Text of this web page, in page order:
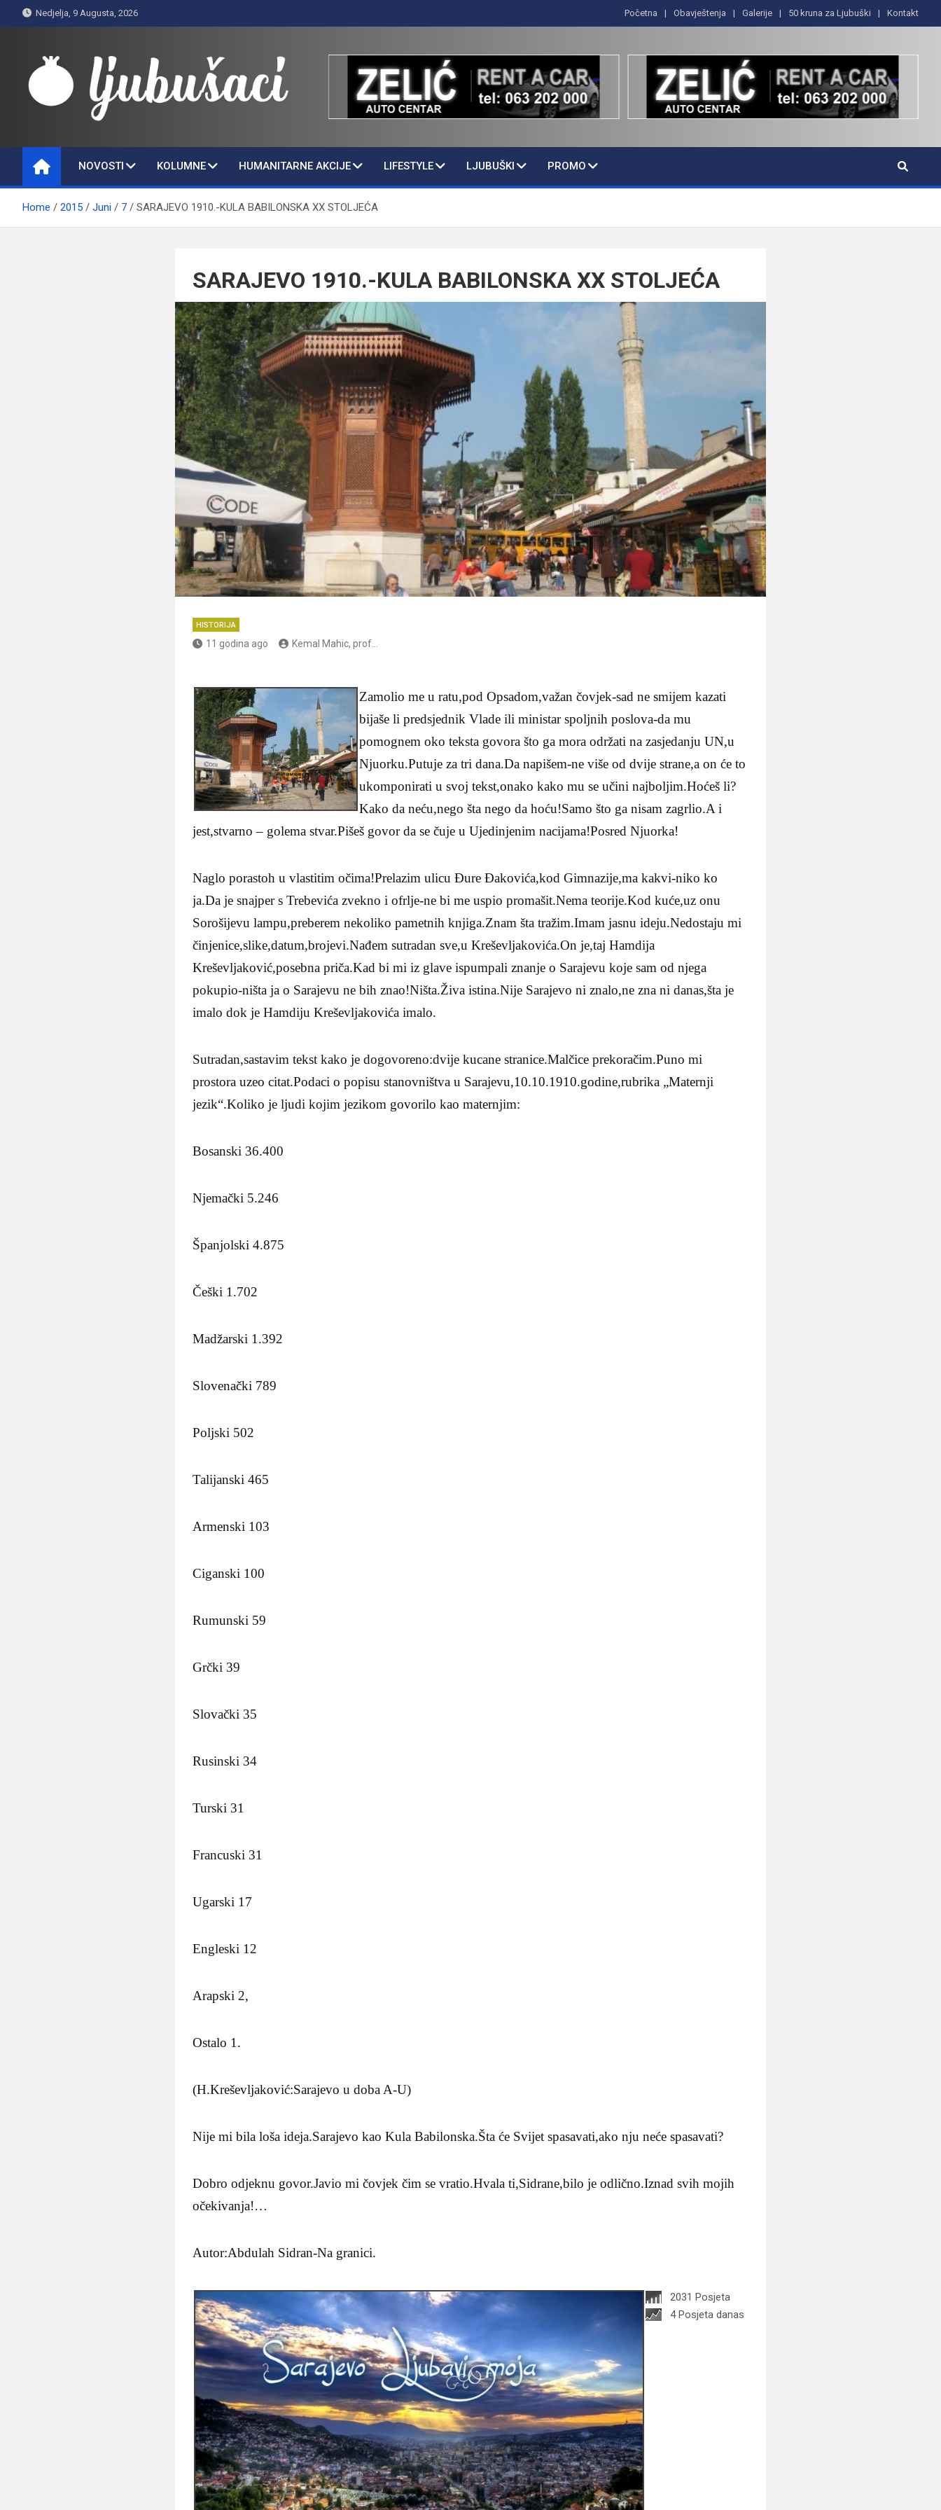
to
Nedjelja, 9 Augusta, 2026 Početna Obavještenja Galerije 50 kruna za Ljubuški Kontakt
Ljubušaci
NOVOSTI KOLUMNE HUMANITARNE AKCIJE LIFESTYLE LJUBUŠKI PROMO
Home 2015 Juni 7 SARAJEVO 1910.-KULA BABILONSKA XX STOLJEĆA
SARAJEVO 1910.-KULA BABILONSKA XX STOLJEĆA
HISTORIJA
11 godina ago Kemal Mahic, prof...
Zamolio me u ratu,pod Opsadom,važan čovjek-sad ne smijem kazati
bijaše li predsjednik Vlade ili ministar spoljnih poslova-da mu
pomognem oko teksta govora što ga mora održati na zasjedanju UN,u
Njuorku.Putuje za tri dana.Da napišem-ne više od dvije strane,a on će to
ukomponirati u svoj tekst,onako kako mu se učini najboljim.Hoćeš li?
Kako da neću,nego šta nego da hoću!Samo što ga nisam zagrlio.A i
jest,stvarno – golema stvar.Pišeš govor da se čuje u Ujedinjenim nacijama!Posred Njuorka!
Naglo porastoh u vlastitim očima!Prelazim ulicu Đure Đakovića,kod Gimnazije,ma kakvi-niko ko
ja.Da je snajper s Trebevića zvekno i ofrlje-ne bi me uspio promašit.Nema teorije.Kod kuće,uz onu
Sorošijevu lampu,preberem nekoliko pametnih knjiga.Znam šta tražim.Imam jasnu ideju.Nedostaju mi
činjenice,slike,datum,brojevi.Nađem sutradan sve,u Kreševljakovića.On je,taj Hamdija
Kreševljaković,posebna priča.Kad bi mi iz glave ispumpali znanje o Sarajevu koje sam od njega
pokupio-ništa ja o Sarajevu ne bih znao!Ništa.Živa istina.Nije Sarajevo ni znalo,ne zna ni danas,šta je
imalo dok je Hamdiju Kreševljakovića imalo.
Sutradan,sastavim tekst kako je dogovoreno:dvije kucane stranice.Malčice prekoračim.Puno mi
prostora uzeo citat.Podaci o popisu stanovništva u Sarajevu,10.10.1910.godine,rubrika „Maternji
jezik“.Koliko je ljudi kojim jezikom govorilo kao maternjim:
Bosanski 36.400
Njemački 5.246
Španjolski 4.875
Češki 1.702
Madžarski 1.392
Slovenački 789
Poljski 502
Talijanski 465
Armenski 103
Ciganski 100
Rumunski 59
Grčki 39
Slovački 35
Rusinski 34
Turski 31
Francuski 31
Ugarski 17
Engleski 12
Arapski 2,
Ostalo 1.
(H.Kreševljaković:Sarajevo u doba A-U)
Nije mi bila loša ideja.Sarajevo kao Kula Babilonska.Šta će Svijet spasavati,ako nju neće spasavati?
Dobro odjeknu govor.Javio mi čovjek čim se vratio.Hvala ti,Sidrane,bilo je odlično.Iznad svih mojih
očekivanja!…
Autor:Abdulah Sidran-Na granici.
2031 Posjeta
4 Posjeta danas